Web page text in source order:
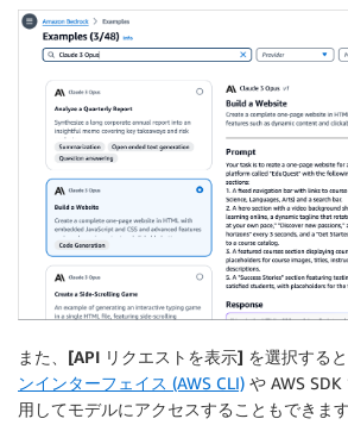
また、 [API リクエストを表示] を選択すると
ンインターフェイス (AWS CLI) や AWS
用してモデルにアクセスすることもできま